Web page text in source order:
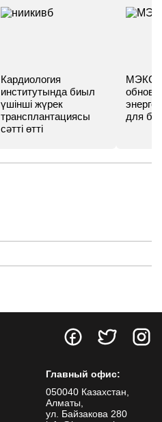
Кардиология
институтында биыл
үшінші жүрек
трансплантациясы
сәтті өтті
МЭКС -
для
Главный офис:
050040 Казахстан,
Алматы,
ул. Байзакова 280